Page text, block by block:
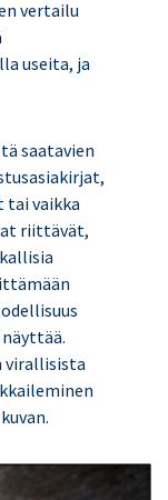
vertailu
useita, ja
saatavien
vaikka
riittävät,
virallisista